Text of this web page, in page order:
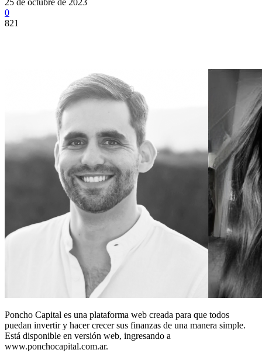
0
821
Poncho Capital es una plataforma web creada para que todos
puedan invertir y hacer crecer sus finanzas de una manera simple.
Está disponible en versión web, ingresando a
www.ponchocapital.com.ar.